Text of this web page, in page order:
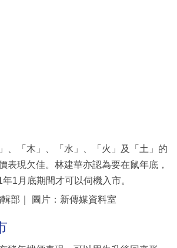
、「木」、「水」、「火」及「土」的
表現欠佳。林建華亦認為要在鼠年底，
1月底期間才可以伺機入市。
部｜ 圖片：新傳媒資料室